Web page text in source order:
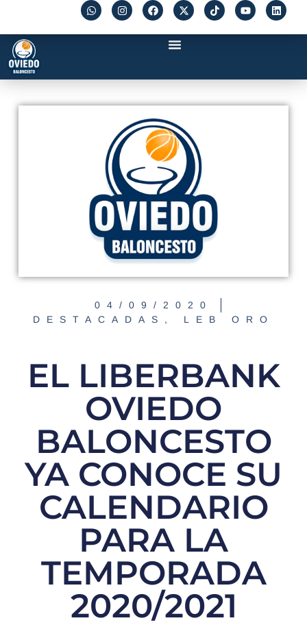
04/09/2020
DESTACADAS , LEB ORO
EL LIBERBANK
OVIEDO
BALONCESTO
YA CONOCE SU
CALENDARIO
PARA LA
TEMPORADA
2020/2021